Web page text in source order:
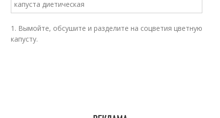
1. Вымойте, обсушите и разделите на соцветия цветную
капусту.